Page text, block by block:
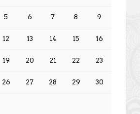
5 6 7 8 9
12 13 14 15 16
19 20 21 22 23
26 27 28 29 30